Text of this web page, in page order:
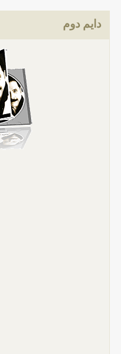
دايم دوم